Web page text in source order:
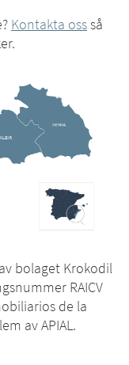
Kontakta ossså
bolaget Krokodil
RAICV
de la
av APIAL.